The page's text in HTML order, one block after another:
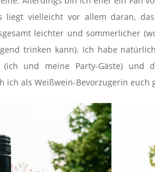
liegt vielleicht vor allem daran,
leichter und sommerlicher
trinken kann). Ich habe
(ich und meine Party-Gäste) und
ich als Weißwein-Bevorzugerin